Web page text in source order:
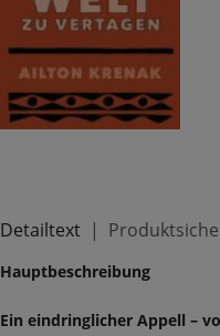
Detailtext
Hauptbeschreibung
Ein eindringlicher Appell –